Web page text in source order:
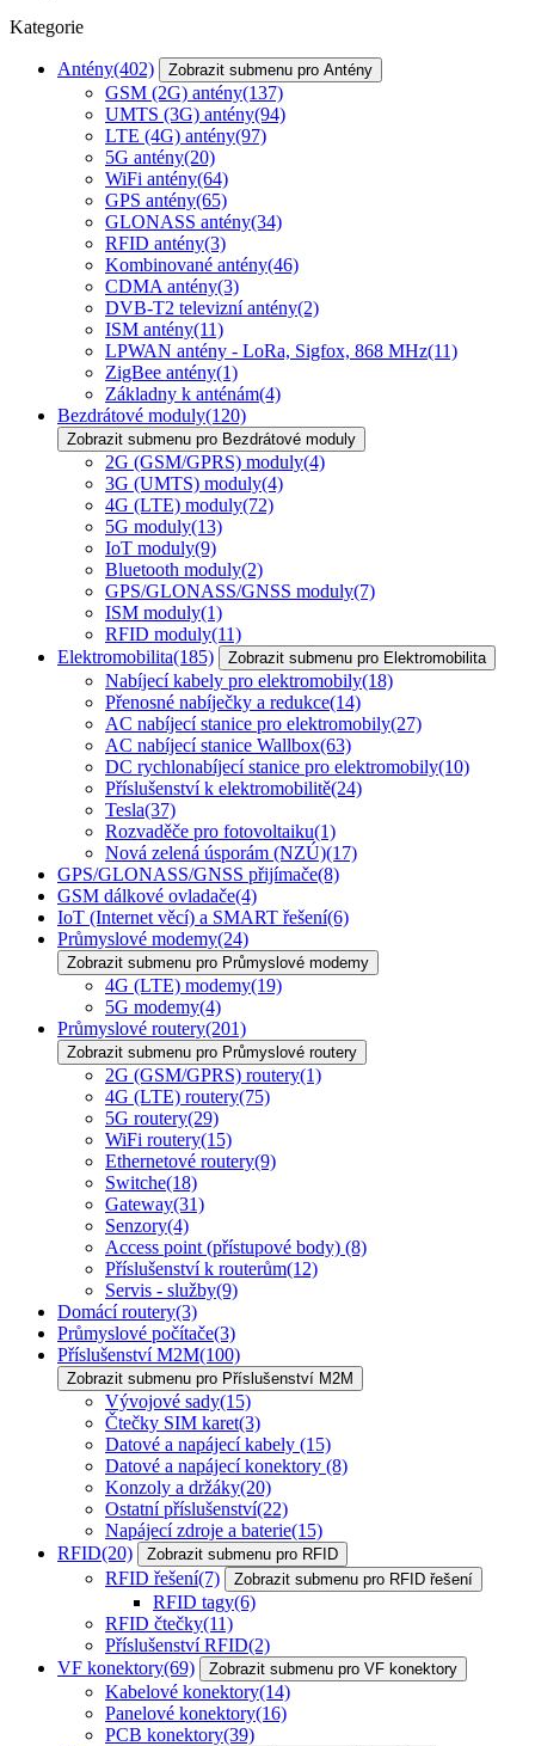
Kategorie
Antény(402) Zobrazit submenu pro Antény
GSM (2G) antény(137)
UMTS (3G) antény(94)
LTE (4G) antény(97)
5G antény(20)
WiFi antény(64)
GPS antény(65)
GLONASS antény(34)
RFID antény(3)
Kombinované antény(46)
CDMA antény(3)
DVB-T2 televizní antény(2)
ISM antény(11)
LPWAN antény - LoRa, Sigfox, 868 MHz(11)
ZigBee antény(1)
Základny k anténám(4)
Bezdrátové moduly(120)
Zobrazit submenu pro Bezdrátové moduly
2G (GSM/GPRS) moduly(4)
3G (UMTS) moduly(4)
4G (LTE) moduly(72)
5G moduly(13)
IoT moduly(9)
Bluetooth moduly(2)
GPS/GLONASS/GNSS moduly(7)
ISM moduly(1)
RFID moduly(11)
Elektromobilita(185) Zobrazit submenu pro Elektromobilita
Nabíjecí kabely pro elektromobily(18)
Přenosné nabíječky a redukce(14)
AC nabíjecí stanice pro elektromobily(27)
AC nabíjecí stanice Wallbox(63)
DC rychlonabíjecí stanice pro elektromobily(10)
Příslušenství k elektromobilitě(24)
Tesla(37)
Rozvaděče pro fotovoltaiku(1)
Nová zelená úsporám (NZÚ)(17)
GPS/GLONASS/GNSS přijímače(8)
GSM dálkové ovladače(4)
IoT (Internet věcí) a SMART řešení(6)
Průmyslové modemy(24)
Zobrazit submenu pro Průmyslové modemy
4G (LTE) modemy(19)
5G modemy(4)
Průmyslové routery(201)
Zobrazit submenu pro Průmyslové routery
2G (GSM/GPRS) routery(1)
4G (LTE) routery(75)
5G routery(29)
WiFi routery(15)
Ethernetové routery(9)
Switche(18)
Gateway(31)
Senzory(4)
Access point (přístupové body) (8)
Příslušenství k routerům(12)
Servis - služby(9)
Domácí routery(3)
Průmyslové počítače(3)
Příslušenství M2M(100)
Zobrazit submenu pro Příslušenství M2M
Vývojové sady(15)
Čtečky SIM karet(3)
Datové a napájecí kabely (15)
Datové a napájecí konektory (8)
Konzoly a držáky(20)
Ostatní příslušenství(22)
Napájecí zdroje a baterie(15)
RFID(20) Zobrazit submenu pro RFID
RFID řešení(7) Zobrazit submenu pro RFID řešení
RFID tagy(6)
RFID čtečky(11)
Příslušenství RFID(2)
VF konektory(69) Zobrazit submenu pro VF konektory
Kabelové konektory(14)
Panelové konektory(16)
PCB konektory(39)